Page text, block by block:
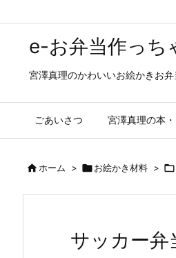
e-お弁当作っち
宮澤真理のかわいいお絵かきお
ごあいさつ 宮澤真理の本
ホーム > お絵かき材料 > 
サッカー弁